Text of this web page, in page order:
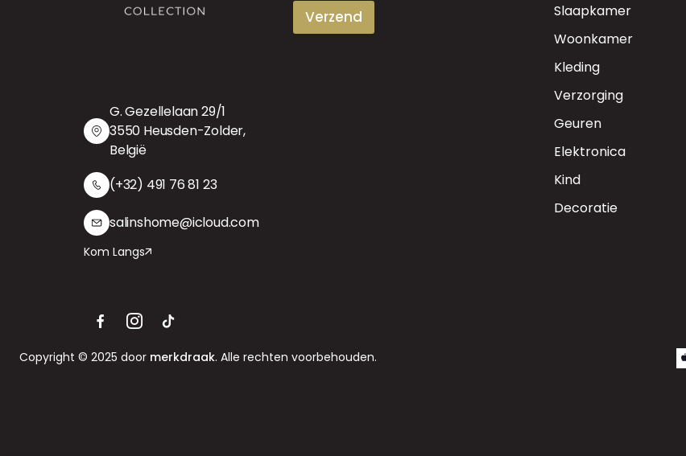
G. Gezellelaan 29/1
3550 Heusden-Zolder,
België
(+32) 491 76 81 23
salinshome@icloud.com
Kom Langs
Verzend
Slaapkamer
Woonkamer
Kleding
Verzorging
Geuren
Elektronica
Kind
Decoratie
Copyright © 2025 door merkdraak. Alle rechten voorbehouden.